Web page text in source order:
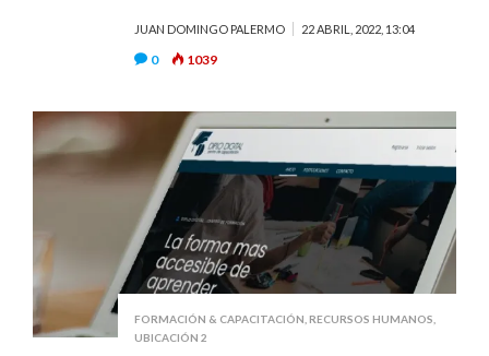
JUAN DOMINGO PALERMO 22 ABRIL, 2022, 13:04
0 1039
FORMACIÓN & CAPACITACIÓN RECURSOS HUMANOS
UBICACIÓN 2